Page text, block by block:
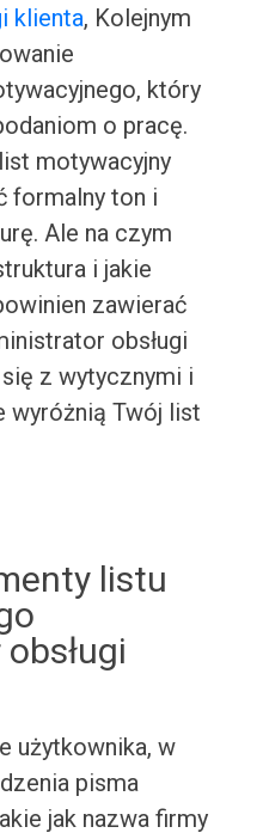
klienta, Kolejnym
który
o pracę.
motywacyjny
formalny ton i
Ale na czym
i jakie
zawierać
obsługi
z wytycznymi i
wyróżnią Twój list
listu
użytkownika, w
pisma
jak nazwa firmy